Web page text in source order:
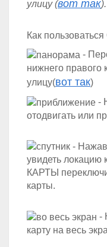
улицу (вот так).
Как
-
нижнего правого
улицу(вот так)
-
отодвигать или
-
увидеть локацию
КАРТЫ
карты.
-
карту на весь